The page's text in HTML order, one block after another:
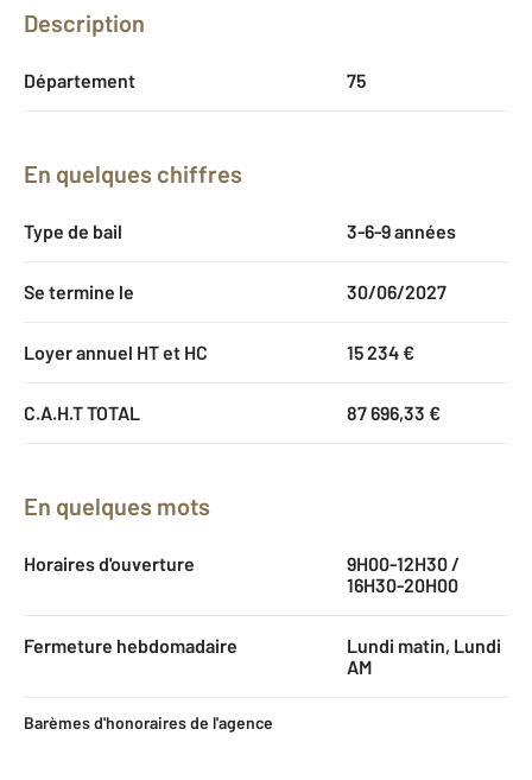
Description
Département 75
En quelques chiffres
Type de bail 3-6-9 années
Se termine le 30/06/2027
Loyer annuel HT et HC 15 234 €
C.A.H.T TOTAL 87 696,33 €
En quelques mots
Horaires d'ouverture
9H00-12H30 /
16H30-20H00
Fermeture hebdomadaire
Lundi matin, Lundi
AM
Barèmes d'honoraires de l'agence